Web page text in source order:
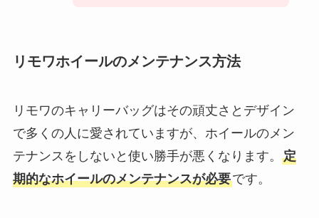
リモワホイールのメンテナンス方法
リモワのキャリーバッグはその頑丈さとデザイン
で多くの人に愛されていますが、ホイールのメン
テナンスをしないと使い勝手が悪くなります。 定
期的なホイールのメンテナンスが必要です。